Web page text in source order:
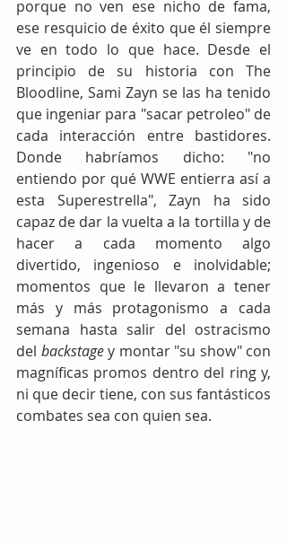
porque no ven ese nicho de fama,
ese resquicio de éxito que él siempre
ve en todo lo que hace. Desde el
principio de su historia con The
Bloodline, Sami Zayn se las ha tenido
que ingeniar para "sacar petroleo" de
cada interacción entre bastidores.
Donde habríamos dicho: "no
entiendo por qué WWE entierra así a
esta Superestrella", Zayn ha sido
capaz de dar la vuelta a la tortilla y de
hacer a cada momento algo
divertido, ingenioso e inolvidable;
momentos que le llevaron a tener
más y más protagonismo a cada
semana hasta salir del ostracismo
del backstage y montar "su show" con
magníficas promos dentro del ring y,
ni que decir tiene, con sus fantásticos
combates sea con quien sea.